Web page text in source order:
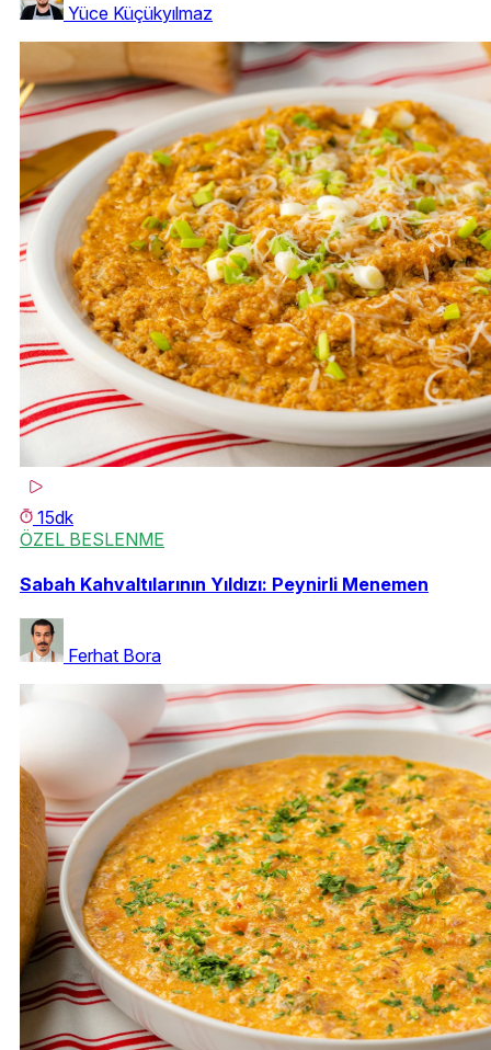
Yüce Küçükyılmaz
15dk
ÖZEL BESLENME
Sabah Kahvaltılarının Yıldızı: Peynirli Menemen
Ferhat Bora